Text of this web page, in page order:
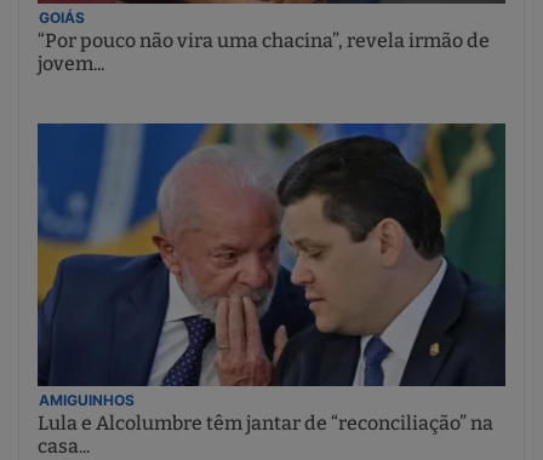
GOIÁS
“Por pouco não vira uma chacina”, revela irmão de
jovem...
AMIGUINHOS
Lula e Alcolumbre têm jantar de “reconciliação” na
casa...